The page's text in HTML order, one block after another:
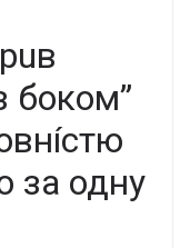
боком”
за одну